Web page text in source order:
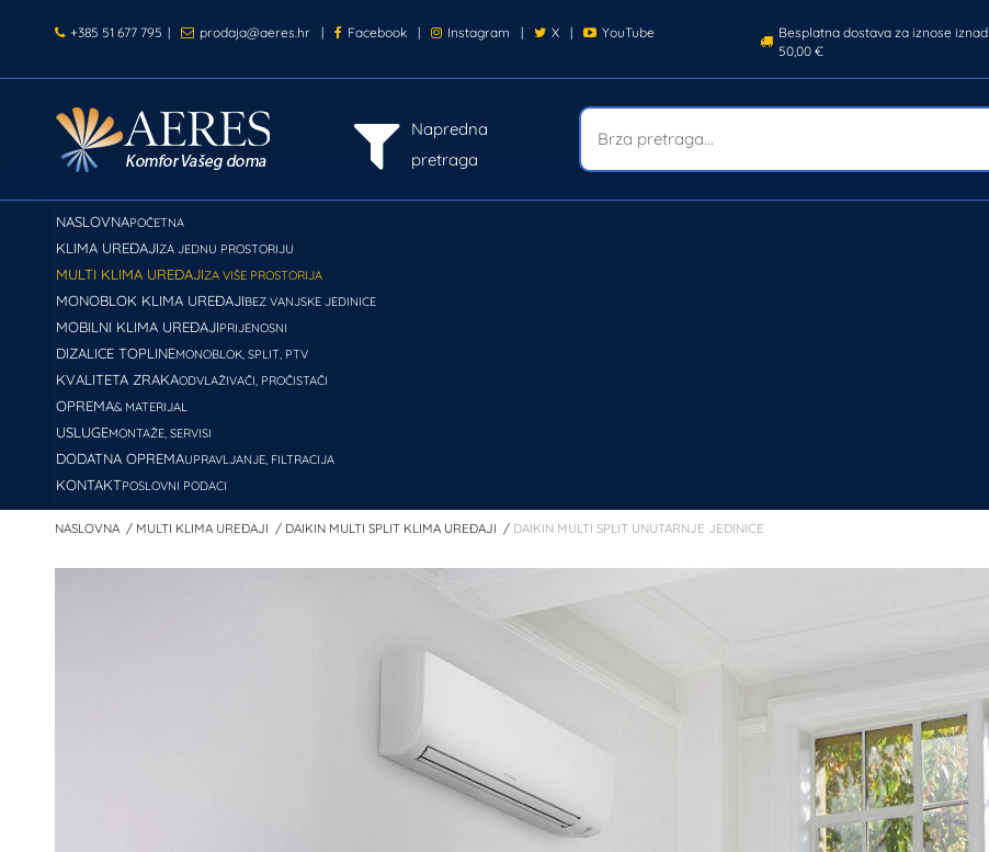
+385 51 677 795 | prodaja@aeres.hr | Facebook | Instagram | X | YouTube
Besplatna dostava za iznose iznad
50,00 €
Napredna
pretraga
NASLOVNAPOČETNA
KLIMA UREĐAJIZA JEDNU PROSTORIJU
MULTI KLIMA UREĐAJIZA VIŠE PROSTORIJA
MONOBLOK KLIMA UREĐAJIBEZ VANJSKE JEDINICE
MOBILNI KLIMA UREĐAJIPRIJENOSNI
DIZALICE TOPLINEMONOBLOK, SPLIT, PTV
KVALITETA ZRAKAODVLAŽIVAČI, PROČISTAČI
OPREMA& MATERIJAL
USLUGEMONTAŽE, SERVISI
DODATNA OPREMAUPRAVLJANJE, FILTRACIJA
KONTAKTPOSLOVNI PODACI
NASLOVNA MULTI KLIMA UREĐAJI DAIKIN MULTI SPLIT KLIMA UREĐAJI DAIKIN MULTI SPLIT UNUTARNJE JEDINICE